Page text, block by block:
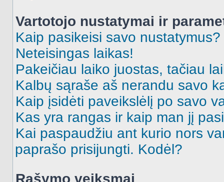
Vartotojo nustatymai ir
Kaip pasikeisi savo nustatymus?
Neteisingas laikas!
Pakeičiau laiko juostas, tačiau
Kalbų sąraše aš nerandu savo
Kaip įsidėti paveikslėlį po savo
Kas yra rangas ir kaip man jį
Kai paspaudžiu ant kurio nors
paprašo prisijungti. Kodėl?
Rašymo veiksmai